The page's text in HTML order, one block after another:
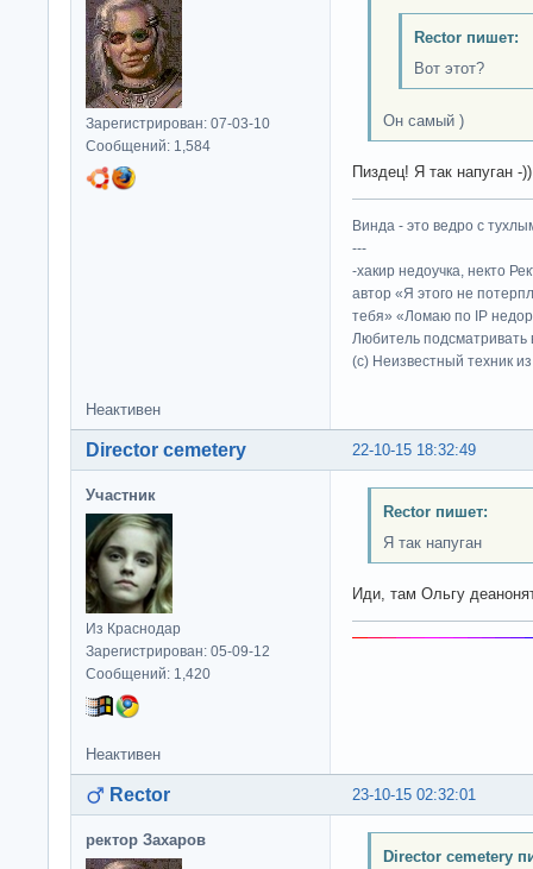
Зарегистрирован: 07-03-10
Сообщений: 1,584
Rector пишет:
Вот этот?
Он самый )
Пиздец! Я так напуган -))
Винда - это ведро с
---
-хакир недоучка, некто
автор «Я этого не
тебя» «Ломаю по IP
Любитель подсматривать
(c) Неизвестный техник
Неактивен
22-10-15 18:32:49
Director cemetery
Участник
Из Краснодар
Зарегистрирован: 05-09-12
Сообщений: 1,420
Rector пишет:
Я так напуган
Иди, там Ольгу
Неактивен
23-10-15 02:32:01
Rector
ректор Захаров
Director cemetery